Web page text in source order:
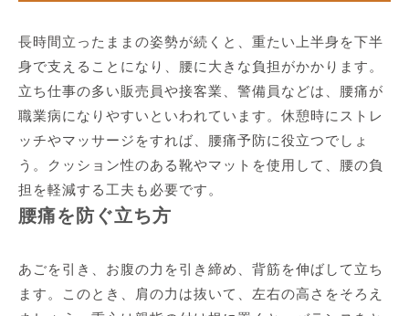
長時間立ったままの姿勢が続くと、重たい上半身を下半
身で支えることになり、腰に大きな負担がかかります。
立ち仕事の多い販売員や接客業、警備員などは、腰痛が
職業病になりやすいといわれています。休憩時にストレ
ッチやマッサージをすれば、腰痛予防に役立つでしょ
う。クッション性のある靴やマットを使用して、腰の負
担を軽減する工夫も必要です。
腰痛を防ぐ立ち方
あごを引き、お腹の力を引き締め、背筋を伸ばして立ち
ます。このとき、肩の力は抜いて、左右の高さをそろえ